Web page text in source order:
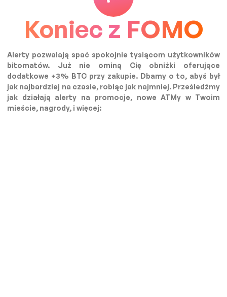
Koniec z FOMO
Alerty pozwalają spać spokojnie tysiącom użytkowników
bitomatów. Już nie ominą Cię obniżki oferujące
dodatkowe +3% BTC przy zakupie. Dbamy o to, abyś był
jak najbardziej na czasie, robiąc jak najmniej. Prześledźmy
jak działają alerty na promocje, nowe ATMy w Twoim
mieście, nagrody, i więcej: